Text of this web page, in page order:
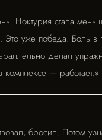
Ноктурия стала
Это уже победа. Боль в
делал
комплексе — работает.»
бросил. Потом